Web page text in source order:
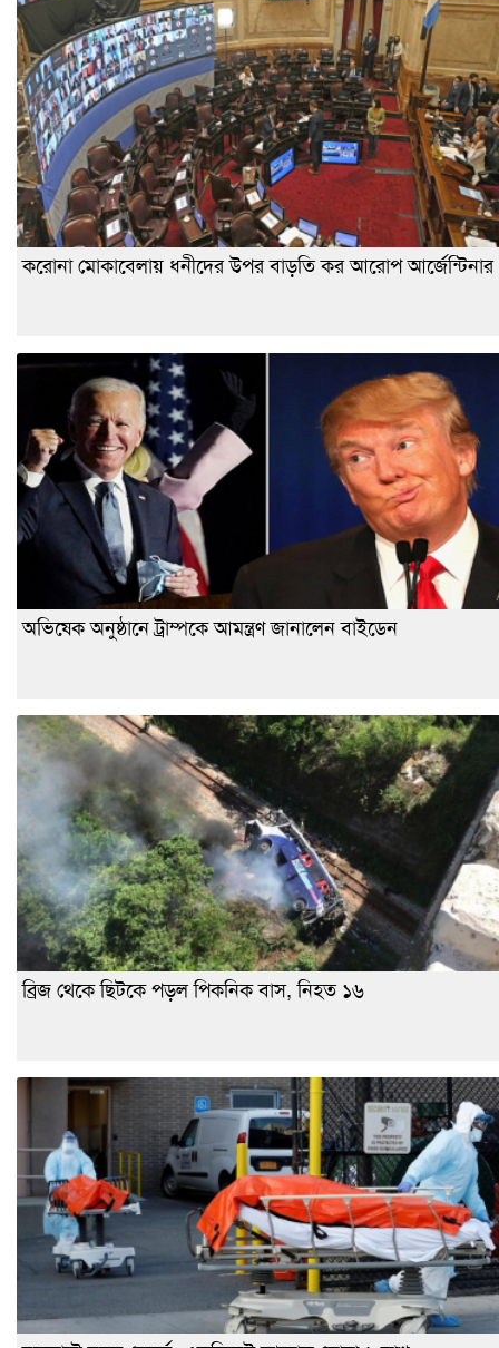
করোনা মোকাবেলায় ধনীদের উপর বাড়তি কর আরোপ আর্জেন্টিনার
অভিষেক অনুষ্ঠানে ট্রাম্পকে আমন্ত্রণ জানালেন বাইডেন
ব্রিজ থেকে ছিটকে পড়ল পিকনিক বাস, নিহত ১৬